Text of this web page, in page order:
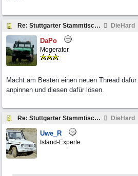
Re: Stuttgarter Stammtisch: Termine 2014 DieHard
DaPo
Mogerator
Macht am Besten einen neuen Thread
anpinnen und diesen dafür lösen.
Re: Stuttgarter Stammtisch: Termine 2014 DieHard
Uwe_R
Island-Experte